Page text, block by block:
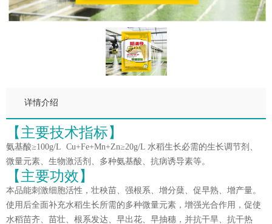
详情介绍
【主要技术指标】
氨基酸≥100g/L Cu+Fe+Mn+Zn≥20g/L 水稻生长必需的生长调节剂、
微量元素、生物激活剂、多种氨基酸、抗病诱导素等。
【主要功效】
本品能刺激细胞活性，壮秧苗、强根系、增分蘖、促早熟、增产量。
使用后全面补充水稻生长所需的多种微量元素，增强光合作用，促使
水稻苗齐、苗壮、根系发达、早出花、早抽穗，并抗干旱、抗干热